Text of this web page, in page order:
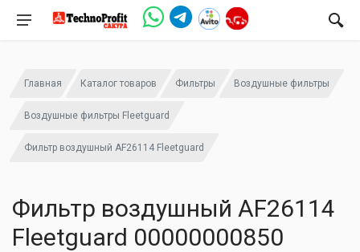
Главная Каталог товаров Фильтры Воздушные фильтры
Воздушные фильтры Fleetguard
Фильтр воздушный AF26114 Fleetguard
Фильтр воздушный AF26114
Fleetguard 00000000850